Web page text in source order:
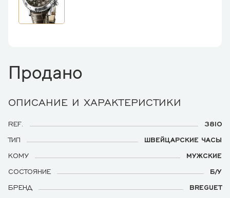
Продано
ОПИСАНИЕ И ХАРАКТЕРИСТИКИ
REF.
3810
ТИП
ШВЕЙЦАРСКИЕ ЧАСЫ
КОМУ
МУЖСКИЕ
СОСТОЯНИЕ
Б/У
БРЕНД
BREGUET